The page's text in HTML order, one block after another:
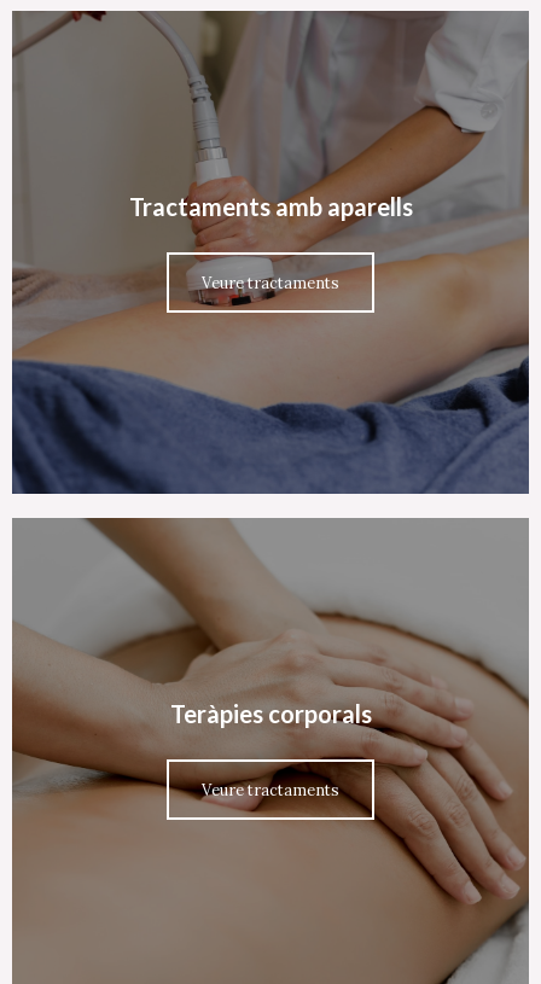
Tractaments amb aparells
Veure tractaments
Teràpies corporals
Veure tractaments